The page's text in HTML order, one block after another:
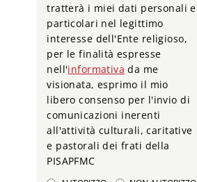
tratterà i miei dati personali e
particolari nel legittimo
interesse dell'Ente religioso,
per le finalità espresse
nell'informativa da me
visionata, esprimo il mio
libero consenso per l'invio di
comunicazioni inerenti
all'attività culturali, caritative
e pastorali dei frati della
PISAPFMC